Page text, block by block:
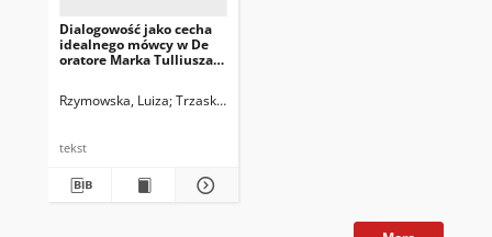
Dialogowość jako cecha
idealnego mówcy w De
oratore Marka Tulliusza
Rzymowska, Luiza Trzaskowski, Zbigniew. Red.
tekst